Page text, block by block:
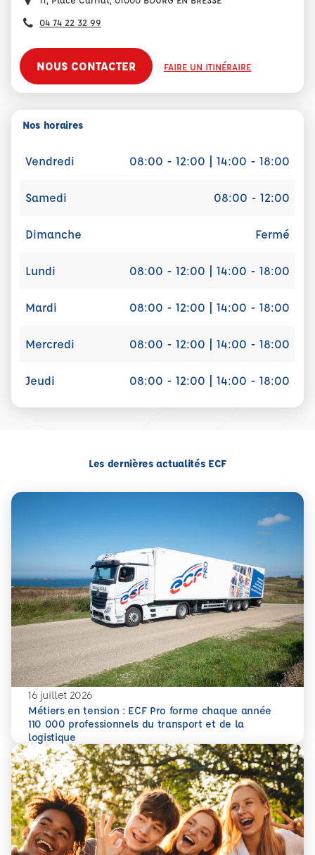
04 74 22 32 99
NOUS CONTACTER FAIRE UN ITINÉRAIRE
Nos horaires
Vendredi 08:00 - 12:00 | 14:00 - 18:00
Samedi 08:00 - 12:00
Dimanche Fermé
Lundi 08:00 - 12:00 | 14:00 - 18:00
Mardi 08:00 - 12:00 | 14:00 - 18:00
Mercredi 08:00 - 12:00 | 14:00 - 18:00
Jeudi 08:00 - 12:00 | 14:00 - 18:00
Les dernières actualités ECF
16 juillet 2026
Métiers en tension : ECF Pro forme chaque année
110 000 professionnels du transport et de la
logistique
En savoir plus
Métiers en tension : ECF Pro forme chaque année 110